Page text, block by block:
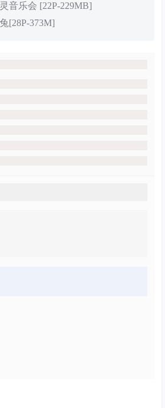
音乐会 [22P-229MB]
[28P-373M]